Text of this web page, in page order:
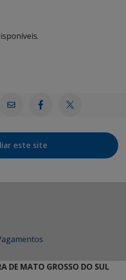
este site
DE MATO GROSSO DO SUL